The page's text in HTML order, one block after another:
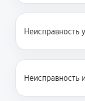
Неисправность
Неисправность